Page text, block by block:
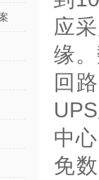
应
缘
回
中
免